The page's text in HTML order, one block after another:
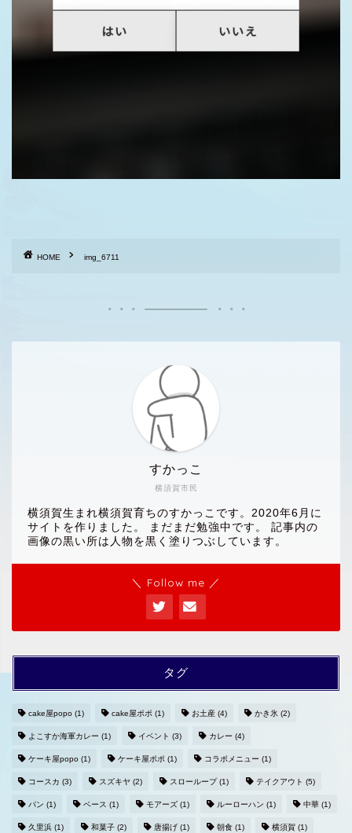
HOME img_6711
横須賀市民
すかっこ
横須賀生まれ横須賀育ちのすかっこです。2020年6月に
サイトを作りました。 まだまだ勉強中です。 記事内の
画像の黒い所は人物を黒く塗りつぶしています。
＼ Follow me ／
タグ
cake屋popo (1) cake屋ポポ (1) お土産 (4) かき氷 (2)
よこすか海軍カレー (1) イベント (3) カレー (4)
ケーキ屋popo (1) ケーキ屋ポポ (1) コラボメニュー (1)
コースカ (3) スズキヤ (2) スローループ(1) テイクアウト (5)
パン (1) ベース (1) モアーズ (1) ルーローハン (1) 中華 (1)
久里浜 (1) 和菓子 (2) 唐揚げ (1) 朝食 (1) 横須賀 (1)
ホームへ
プライバシーポリシー